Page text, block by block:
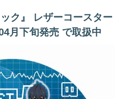
ク』 レザーコースター
月下旬発売 で取扱中